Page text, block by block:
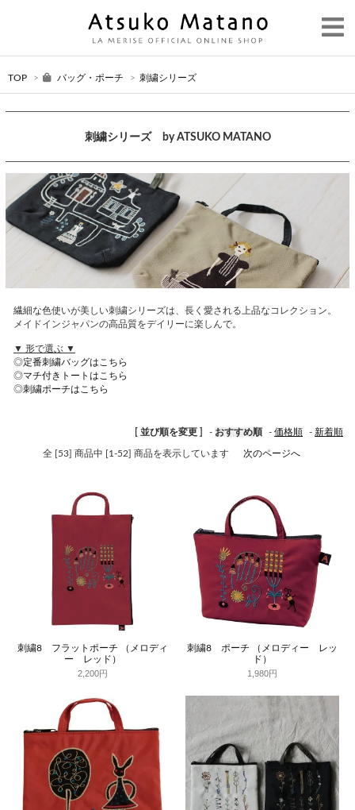
TOP > バッグ・ポーチ > 刺繍シリーズ
刺繍シリーズ by ATSUKO MATANO
繊細な色使いが美しい刺繍シリーズは、長く愛される上品なコレクション。
メイドインジャパンの高品質をデイリーに楽しんで。
▼ 形で選ぶ ▼
◎定番刺繍バッグはこちら
◎マチ付きトートはこちら
◎刺繍ポーチはこちら
[ 並び順を変更 ] - おすすめ順 - 価格順 - 新着順
全 [53] 商品中 [1-52] 商品を表示しています 次のページへ
刺繍8 フラットポーチ （メロディ
ー レッド）
2,200円
刺繍8 ポーチ （メロディー レッ
ド）
1,980円